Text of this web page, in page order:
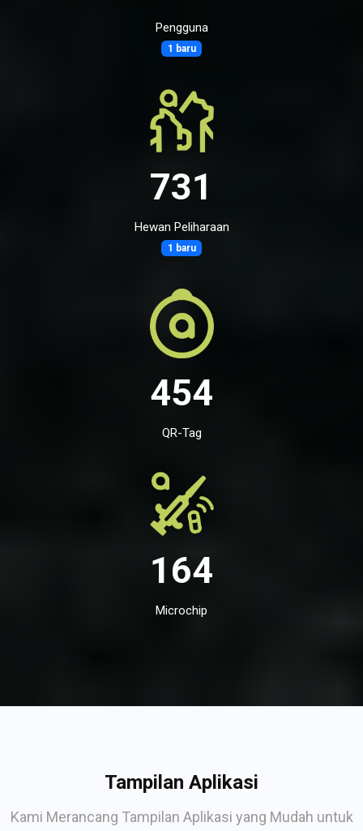
Pengguna
1 baru
731
Hewan Peliharaan
1 baru
454
QR-Tag
164
Microchip
Tampilan Aplikasi
Kami Merancang Tampilan Aplikasi yang Mudah untuk